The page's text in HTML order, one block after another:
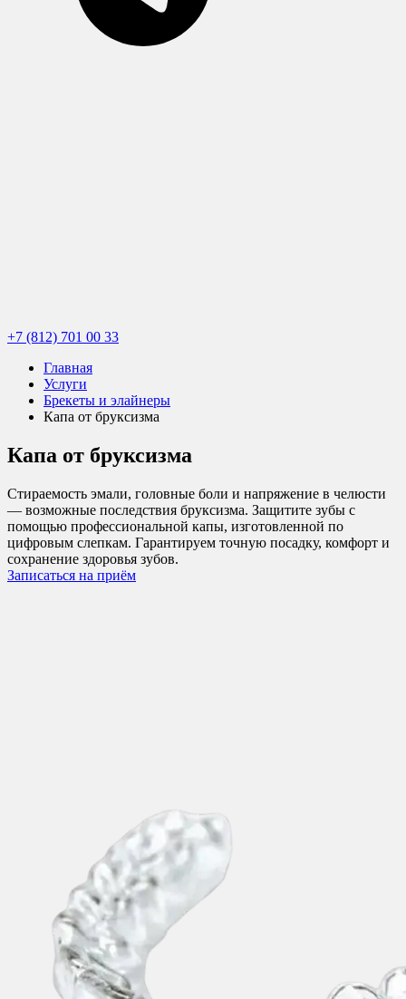
+7 (812) 701 00 33
Главная
Услуги
Брекеты и элайнеры
Капа от бруксизма
Капа от бруксизма
Стираемость эмали, головные боли и напряжение в челюсти
— возможные последствия бруксизма. Защитите зубы с
помощью профессиональной капы, изготовленной по
цифровым слепкам. Гарантируем точную посадку, комфорт и
сохранение здоровья зубов.
Записаться на приём